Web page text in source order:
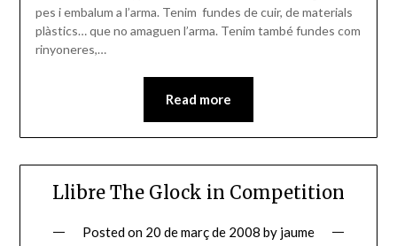
pes i embalum a l’arma. Tenim fundes de cuir, de materials
plàstics… que no amaguen l’arma. Tenim també fundes com
rinyoneres,…
Read more
Llibre The Glock in Competition
Posted on 20 de març de 2008 by jaume